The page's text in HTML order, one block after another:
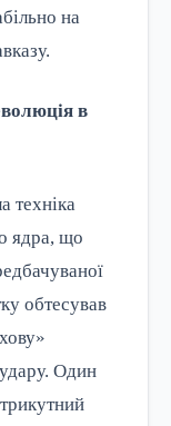
на
в
техніка
ядра, що
обтесував
Один